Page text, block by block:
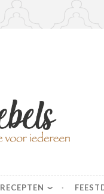
RECEPTEN